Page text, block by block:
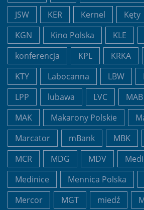
JSW
KER Kernel Kęty
KGN
Kino Polska KLE
konferencja
KPL KRKA
KTY
Labocanna LBW
LPP
lubawa LVC MAB
MAK
Makarony Polskie
Marcator
mBank MBK
MCR
MDG MDV
Medinice
Mennica Polska
Mercor
MGT miedź